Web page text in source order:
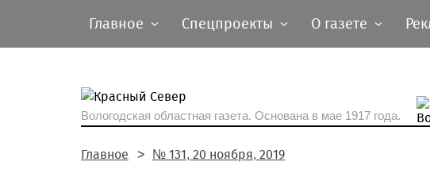
Главное Спецпроекты О газете
Вологодская областная газета. Основана в мае 1917 года.
Главное № 131, 20 ноября, 2019